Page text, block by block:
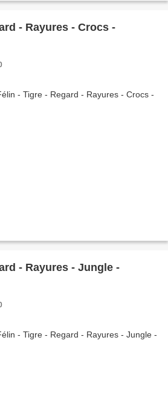
- Rayures - Crocs -
- Rayures - Jungle -